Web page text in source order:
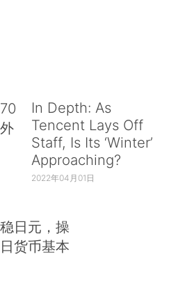
In Depth: As
Tencent Lays Off
Staff, Is Its ‘Winter’
Approaching?
2022年04月01日
日元，操
货币基本